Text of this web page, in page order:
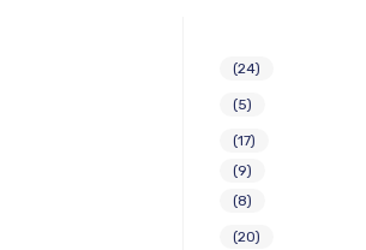
(24)
(5)
(17)
(9)
(8)
(20)